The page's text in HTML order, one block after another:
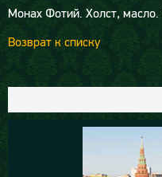
Монах Фотий. Холст, масло.
Возврат к списку